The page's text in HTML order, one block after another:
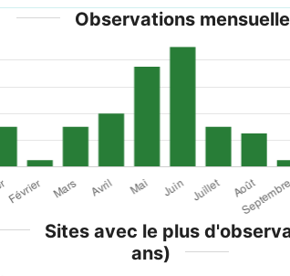
Observations
Sites avec le plus
ans)